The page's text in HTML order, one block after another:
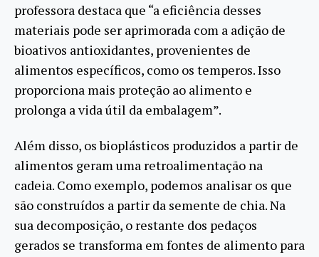
professora destaca que “a eficiência desses
materiais pode ser aprimorada com a adição de
bioativos antioxidantes, provenientes de
alimentos específicos, como os temperos. Isso
proporciona mais proteção ao alimento e
prolonga a vida útil da embalagem”.
Além disso, os bioplásticos produzidos a partir de
alimentos geram uma retroalimentação na
cadeia. Como exemplo, podemos analisar os que
são construídos a partir da semente de chia. Na
sua decomposição, o restante dos pedaços
gerados se transforma em fontes de alimento para